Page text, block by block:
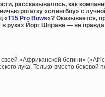
рассказывалось, как
рогатку «слингбоу» с
«T15 Pro Bows«? Оказывается,
в руках Йорг Шправе — не
«Африканской богини»
лука. Только вместо боковой